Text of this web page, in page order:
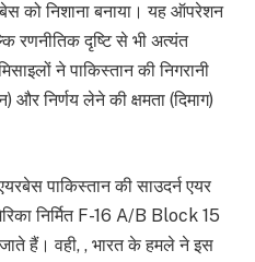
को निशाना बनाया। यह ऑपरेशन
रणनीतिक दृष्टि से भी अत्यंत
ने पाकिस्तान की निगरानी
निर्णय लेने की क्षमता (दिमाग)
पाकिस्तान की साउदर्न एयर
निर्मित F-16 A/B Block 15
हैं। वही, , भारत के हमले ने इस